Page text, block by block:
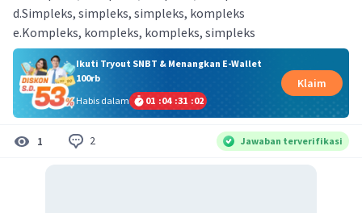
d.Simpleks, simpleks, simpleks, kompleks
e.Kompleks, kompleks, kompleks, simpleks
Ikuti Tryout SNBT & Menangkan E-Wallet
100rb
Habis dalam
01 :04 :31 :01
Klaim
1 2 Jawaban terverifikasi